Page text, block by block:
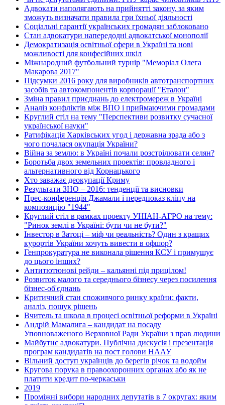
Адвокати наполягають на прийнятті закону, за яким
зможуть визначати правила гри їхньої діяльності
Соціальні гарантії українських громадян заблоковано
Стан адвокатури напередодні адвокатської монополії
Демократизація освітньої сфери в Україні та нові
можливості для конфесійних шкіл
Міжнародний футбольний турнір "Меморіал Олега
Макарова 2017"
Підсумки 2016 року для виробників автотранспортних
засобів та автокомпонентів корпорації "Еталон"
Зміна правил приєднань до електромереж в Україні
Аналіз конфліктів між ВПО і приймаючими громадами
Круглий стіл на тему "Перспективи розвитку сучасної
української науки"
Ратифікація Харківських угод і державна зрада або з
чого почалася окупація України?
Війна за землю: в Україні почали розстрілювати селян?
Боротьба двох земельних проектів: провладного і
альтернативного від Корнацького
Хто заважає деокупації Криму
Результати ЗНО – 2016: тенденції та висновки
Прес-конференція Джамали і передпоказ кліпу на
композицію "1944"
Круглий стіл в рамках проекту УНІАН-АГРО на тему:
"Ринок землі в Україні: бути чи не бути?"
Інвестор в Затоці – міф чи реальність? Один з кращих
курортів України хочуть вивести в офшор?
Генпрокуратура не виконала рішення КСУ і примушує
до цього інших?
Антитютюнові рейди – кальянні під прицілом!
Розвиток малого та середнього бізнесу через посилення
бізнес-об'єднань
Критичний стан споживчого ринку країни: факти,
аналіз, пошук рішень
Вчитель та школа в процесі освітньої реформи в Україні
Андрій Мамалига – кандидат на посаду
Уповноваженого Верховної Ради України з прав людини
Майбутнє адвокатури. Публічна дискусія і презентація
програм кандидатів на пост голови НААУ
Вільний доступ українців до берегів річок та водойм
Кругова порука в правоохоронних органах або як не
платити кредит по-черкаськи
2019
Проміжні вибори народних депутатів в 7 округах: яким